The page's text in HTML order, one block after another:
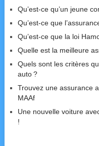
Qu’est-ce qu’un jeune
Qu’est-ce que
Qu’est-ce que la loi
Quelle est la meilleure
Quels sont les critères
auto ?
Trouvez une assurance
MAAf
Une nouvelle voiture
!